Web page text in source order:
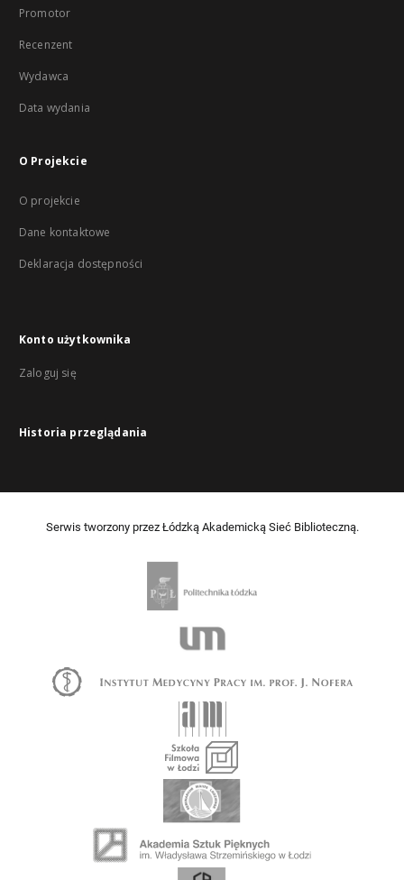
Promotor
Recenzent
Wydawca
Data wydania
O Projekcie
O projekcie
Dane kontaktowe
Deklaracja dostępności
Konto użytkownika
Zaloguj się
Historia przeglądania
Serwis tworzony przez Łódzką Akademicką Sieć Biblioteczną.